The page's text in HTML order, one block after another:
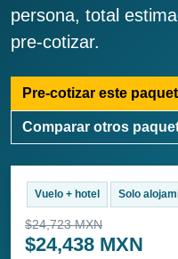
persona, total
pre-cotizar.
Pre-cotizar este
Comparar otros
Vuelo + hotel Solo
$24,723 MXN
$24,438 MXN